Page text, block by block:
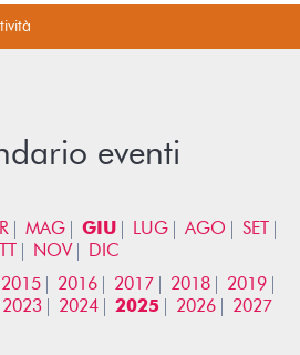
eventi
MAG GIU LUG AGO
SET
NOV
DIC
2015 2016 2017 2018
2019
2023 2024 2025 2026 2027